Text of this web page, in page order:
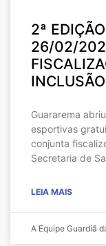
2ª
26/02/
INCLUSÃO
Guararema
esportivas
conjunta
Secretaria de
LEIA MAIS
A Equipe Guardiã